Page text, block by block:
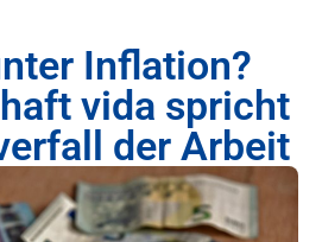
Inflation?
vida spricht
der Arbeit